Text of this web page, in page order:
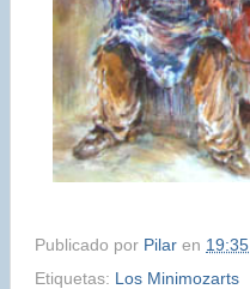
Publicado por Pilar en 19:35
Etiquetas: Los Minimozarts